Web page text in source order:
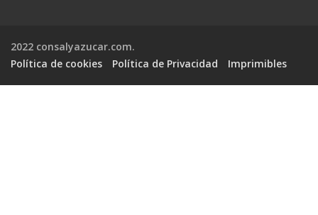
2022 consalyazucar.com.
Política de cookies
Política de Privacidad Imprimibles